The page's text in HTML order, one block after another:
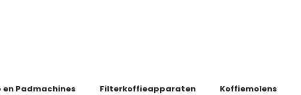
en Padmachines Filterkoffieapparaten Koffiemolens